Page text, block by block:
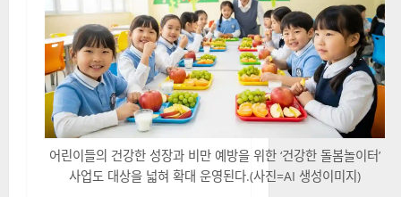
어린이들의 건강한 성장과 비만 예방을 위한 ‘건강한 돌봄놀이터’
사업도 대상을 넓혀 확대 운영된다.(사진=AI 생성이미지)